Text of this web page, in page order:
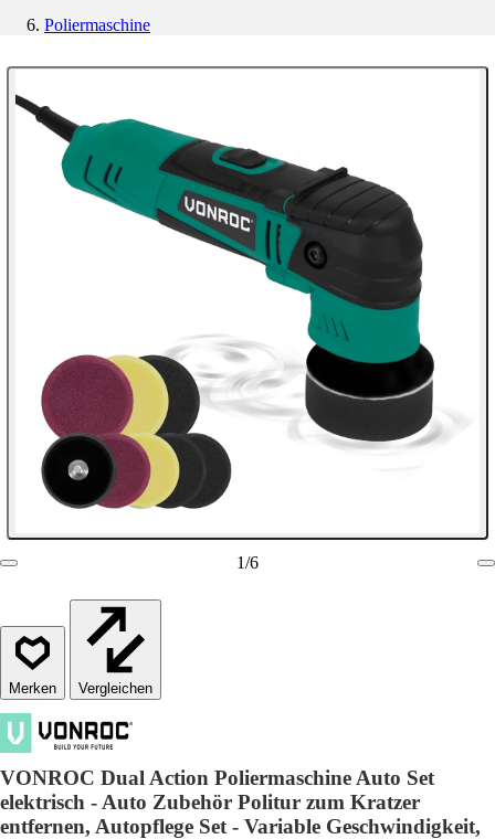
Poliermaschine
1/6
Vergleichen
VONROC Dual Action Poliermaschine Auto Set
elektrisch - Auto Zubehör Politur zum Kratzer
entfernen, Autopflege Set - Variable Geschwindigkeit,